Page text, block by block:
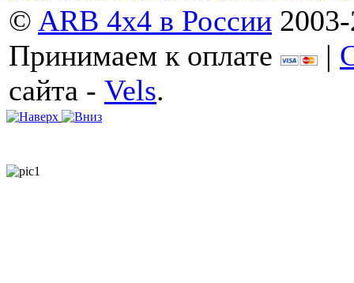
© ARB 4x4 в России
Принимаем к оплате
|
сайта - Vels.